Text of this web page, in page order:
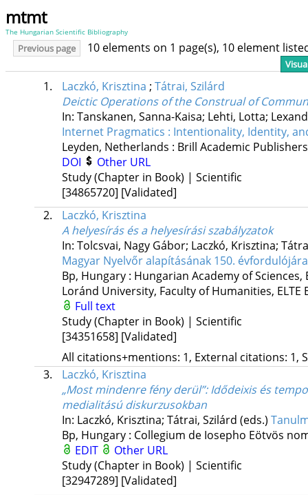
mtmt
The Hungarian Scientific Bibliography
Previous page 10 elements on 1 page(s), 10 element
1. Laczkó, Krisztina ; Tátrai, Szilárd
Deictic Operations of the Construal of
In: Tanskanen, Sanna-Kaisa; Lehti, Lotta;
Internet Pragmatics : Intentionality, Identity,
Leyden, Netherlands : Brill Academic Publishers
DOI
Other URL
Study (Chapter in Book) | Scientific
[34865720] [Validated]
2.
Laczkó, Krisztina
A helyesírás és a helyesírási szabályzatok
In: Tolcsvai, Nagy Gábor; Laczkó, Krisztina;
Magyar Nyelvőr alapításának 150. évfordulójára
Bp, Hungary : Hungarian Academy of Sciences,
Loránd University, Faculty of Humanities, ELTE
Full text
Study (Chapter in Book) | Scientific
[34351658] [Validated]
All citations+mentions: 1, External citations: 1,
3.
Laczkó, Krisztina
„Most mindenre fény derül”: Idődeixis és
medialitású diskurzusokban
In: Laczkó, Krisztina; Tátrai, Szilárd (eds.)
Bp, Hungary : Collegium de Iosepho Eötvös
EDIT
Other URL
Study (Chapter in Book) | Scientific
[32947289] [Validated]